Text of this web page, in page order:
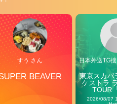
すう さん
BEAVER
日本外送TG
東京スカパ
ケストラ
TOUR
2026/08/07